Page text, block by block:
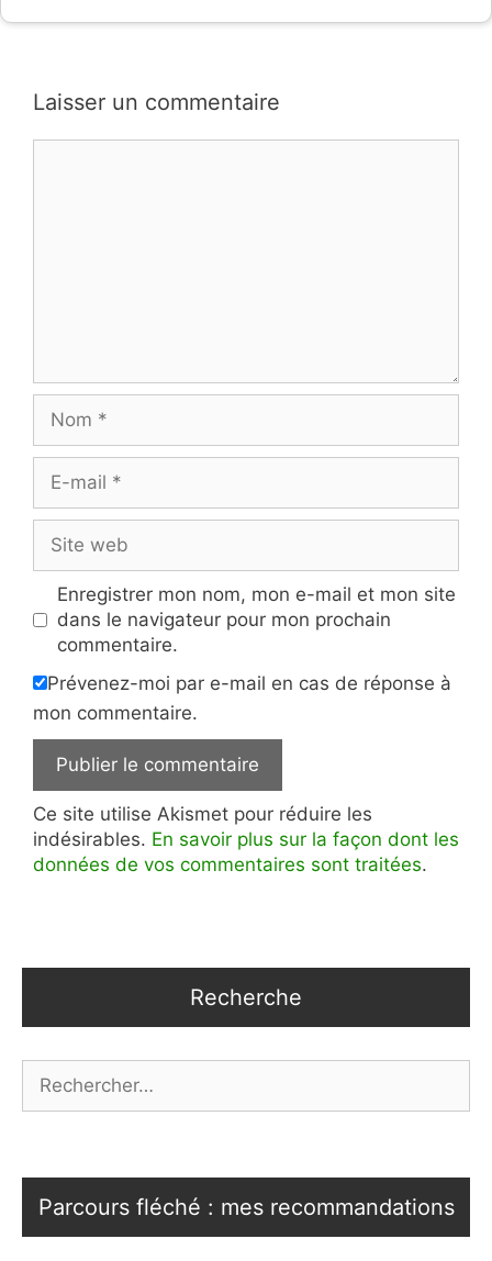
Laisser un commentaire
mail
web
Enregistrer mon nom, mon e-mail et mon site
dans le navigateur pour mon prochain
commentaire.
Prévenez-moi par e-mail en cas de réponse à
mon commentaire.
Ce site utilise Akismet pour réduire les
indésirables. En savoir plus sur la façon dont les
données de vos commentaires sont traitées.
Recherche
Parcours fléché : mes recommandations